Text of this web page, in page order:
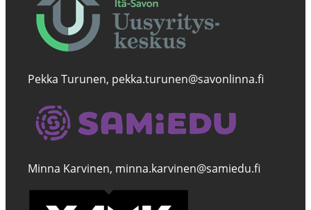
Pekka Turunen, pekka.turunen@savonlinna.fi
Minna Karvinen, minna.karvinen@samiedu.fi